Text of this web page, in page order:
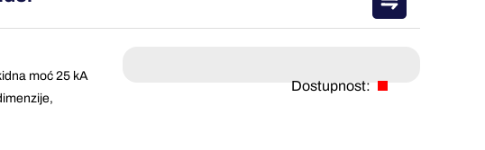
moć 25 kA
Dostupnost: